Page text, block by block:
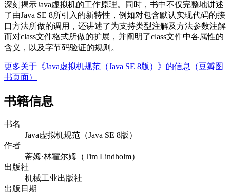
深刻揭示Java虚拟机的工作原理。同时，书中不仅完整地讲述
了由Java SE 8所引入的新特性，例如对包含默认实现代码的接
口方法所做的调用，还讲述了为支持类型注解及方法参数注解
而对class文件格式所做的扩展，并阐明了class文件中各属性的
含义，以及字节码验证的规则。
更多关于《Java虚拟机规范（Java SE 8版）》的信息（豆瓣图
书页面）
书籍信息
书名
Java虚拟机规范（Java SE 8版）
作者
蒂姆·林霍尔姆（Tim Lindholm）
出版社
机械工业出版社
出版日期